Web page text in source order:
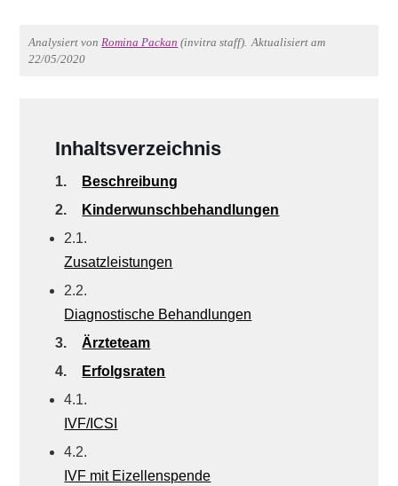
Analysiert von Romina Packan (invitra staff). Aktualisiert am
22/05/2020
Inhaltsverzeichnis
1.
Beschreibung
2.
Kinderwunschbehandlungen
2.1.
Zusatzleistungen
2.2.
Diagnostische Behandlungen
3.
Ärzteteam
4.
Erfolgsraten
4.1.
IVF/ICSI
4.2.
IVF mit Eizellenspende